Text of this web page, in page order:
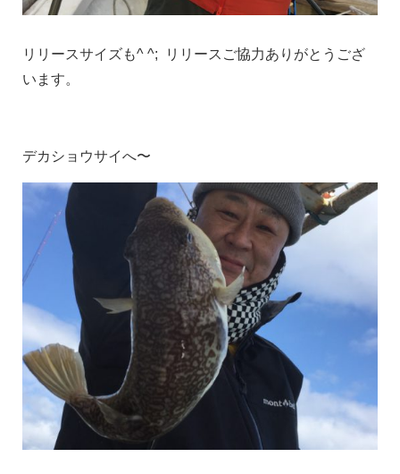
リリースサイズも^ ^; リリースご協力ありがとうござ
います。
デカショウサイへ〜